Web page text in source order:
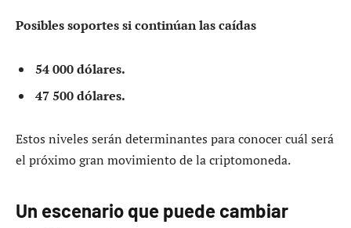
Posibles soportes si continúan las caídas
54 000 dólares.
47 500 dólares.
Estos niveles serán determinantes para conocer cuál será
el próximo gran movimiento de la criptomoneda.
Un escenario que puede cambiar